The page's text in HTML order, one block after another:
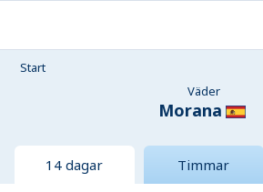
Start
Väder
Morana
14 dagar Timmar